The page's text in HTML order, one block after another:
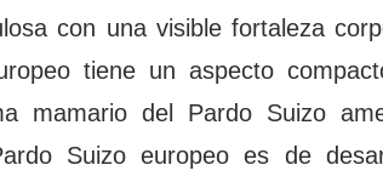
con una visible fortaleza
tiene un aspecto
mamario del Pardo Suizo
Suizo europeo es de